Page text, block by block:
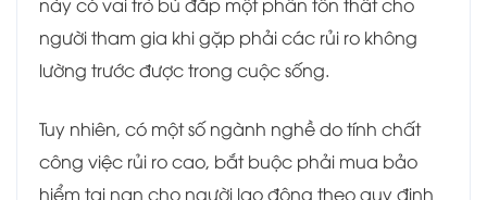
người tham gia khi gặp phải các rủi ro không
lường trước được trong cuộc sống.
Tuy nhiên, có một số ngành nghề do tính chất
công việc rủi ro cao, bắt buộc phải mua bảo
hiểm tai nạn cho người lao động theo quy định